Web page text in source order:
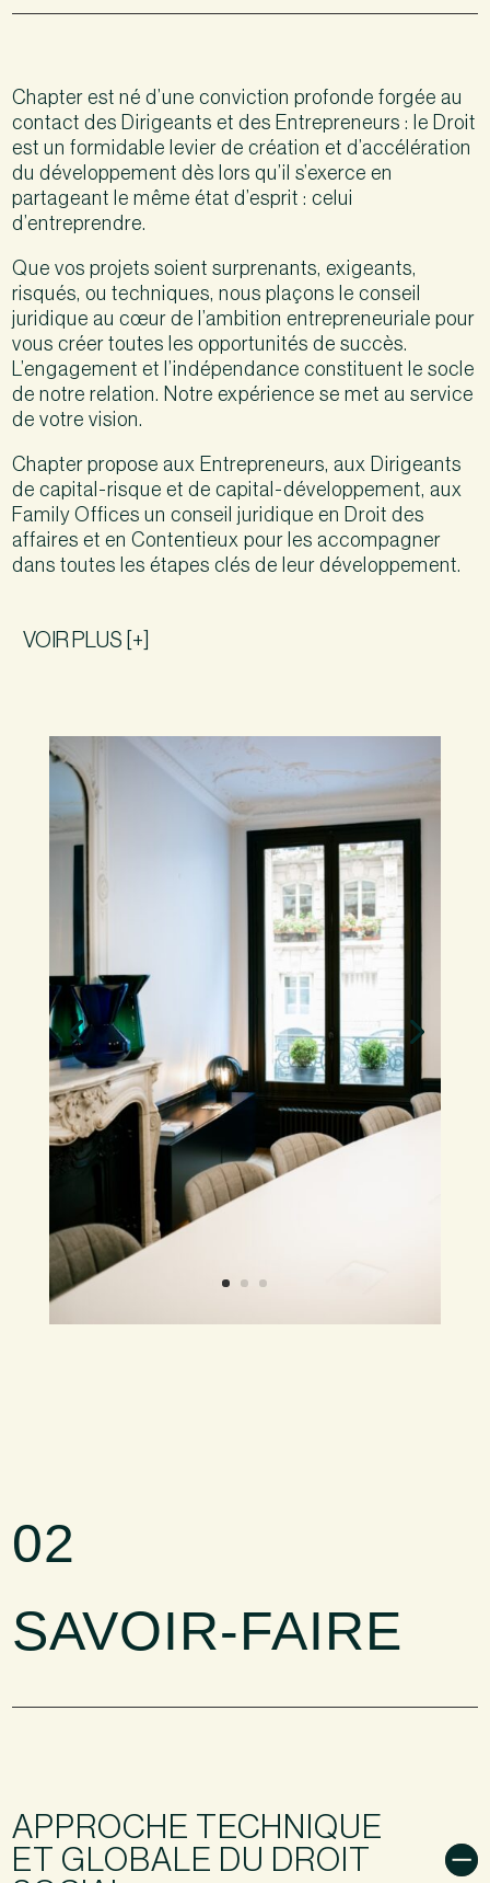
Chapter est né d’une conviction profonde forgée au
contact des Dirigeants et des Entrepreneurs : le Droit
est un formidable levier de création et d’accélération
du développement dès lors qu’il s’exerce en
partageant le même état d’esprit : celui
d’entreprendre.
Que vos projets soient surprenants, exigeants,
risqués, ou techniques, nous plaçons le conseil
juridique au cœur de l’ambition entrepreneuriale pour
vous créer toutes les opportunités de succès.
L’engagement et l’indépendance constituent le socle
de notre relation. Notre expérience se met au service
de votre vision.
Chapter propose aux Entrepreneurs, aux Dirigeants
de capital-risque et de capital-développement, aux
Family Offices un conseil juridique en Droit des
affaires et en Contentieux pour les accompagner
dans toutes les étapes clés de leur développement.
VOIR PLUS [+]
02
SAVOIR-FAIRE
APPROCHE TECHNIQUE
ET GLOBALE DU DROIT